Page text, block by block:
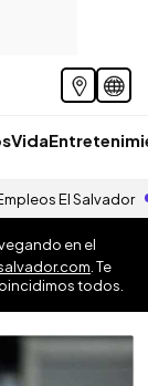
Vida
El Salvador
en el
. Te
todos.